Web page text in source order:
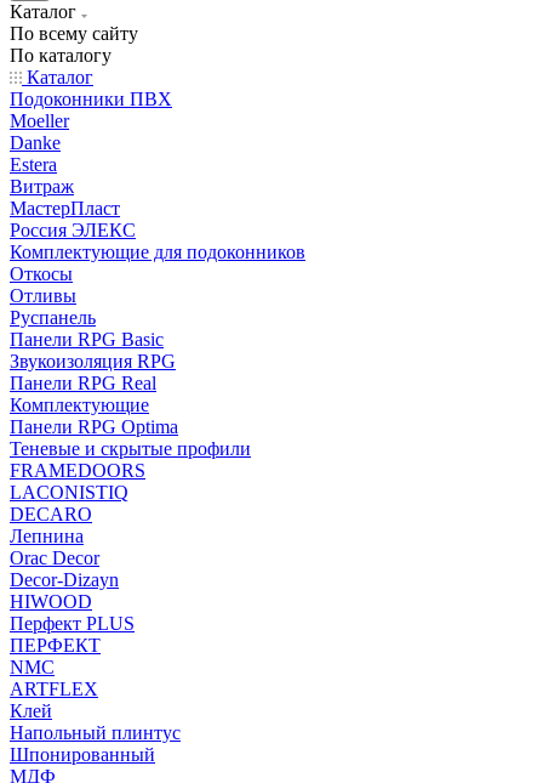
Каталог
По всему сайту
По каталогу
Каталог
Подоконники ПВХ
Moeller
Danke
Estera
Витраж
МастерПласт
Россия ЭЛЕКС
Комплектующие для подоконников
Откосы
Отливы
Руспанель
Панели RPG Basic
Звукоизоляция RPG
Панели RPG Real
Комплектующие
Панели RPG Optima
Теневые и скрытые профили
FRAMEDOORS
LACONISTIQ
DECARO
Лепнина
Orac Decor
Decor-Dizayn
HIWOOD
Перфект PLUS
ПЕРФЕКТ
NMC
ARTFLEX
Клей
Напольный плинтус
Шпонированный
МДФ